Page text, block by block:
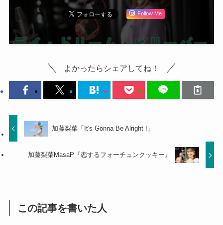
Follow Me
よかったらシェアしてね！
加藤梨菜「It's Gonna Be Alright !」
加藤梨菜MasaP『恋するフォーチュンクッキー』
この記事を書いた人